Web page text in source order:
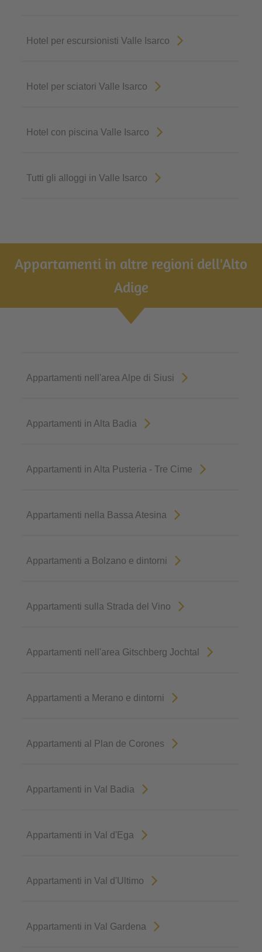
Hotel per escursionisti Valle Isarco
Hotel per sciatori Valle Isarco
Hotel con piscina Valle Isarco
Tutti gli alloggi in Valle Isarco
Appartamenti in altre regioni dell'Alto
Adige
Appartamenti nell'area Alpe di Siusi
Appartamenti in Alta Badia
Appartamenti in Alta Pusteria - Tre Cime
Appartamenti nella Bassa Atesina
Appartamenti a Bolzano e dintorni
Appartamenti sulla Strada del Vino
Appartamenti nell'area Gitschberg Jochtal
Appartamenti a Merano e dintorni
Appartamenti al Plan de Corones
Appartamenti in Val Badia
Appartamenti in Val d'Ega
Appartamenti in Val d'Ultimo
Appartamenti in Val Gardena